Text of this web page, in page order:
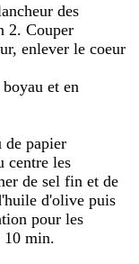
des
2. Couper
enlever le coeur
et en
de papier
centre les
de sel fin et de
d'olive puis
pour les
10 min.